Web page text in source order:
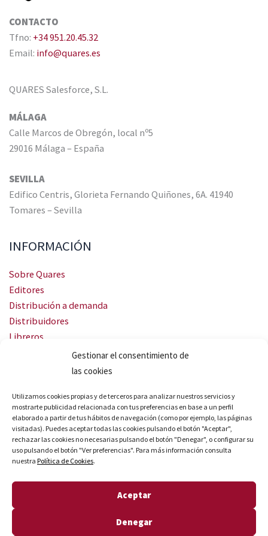
Gestionar el consentimiento de
las cookies
Utilizamos cookies propias y de terceros para analizar nuestros servicios y
mostrarte publicidad relacionada con tus preferencias en base a un perfil
elaborado a partir de tus hábitos de navegación (como por ejemplo, las páginas
visitadas). Puedes aceptar todas las cookies pulsando el botón "Aceptar",
rechazar las cookies no necesarias pulsando el botón "Denegar", o configurar su
uso pulsando el botón "Ver preferencias". Para más información consulta
nuestra Política de Cookies.
Aceptar
Denegar
CONTACTO
Tfno: +34 951.20.45.32
Email: info@quares.es
QUARES Salesforce, S.L.
MÁLAGA
Calle Marcos de Obregón, local nº5
29016 Málaga – España
SEVILLA
Edifico Centris, Glorieta Fernando Quiñones, 6A. 41940
Tomares – Sevilla
INFORMACIÓN
Sobre Quares
Editores
Distribución a demanda
Distribuidores
Libreros
Servicio Landingweb
Crea tu audiobook
Aviso legal
Política de cookies